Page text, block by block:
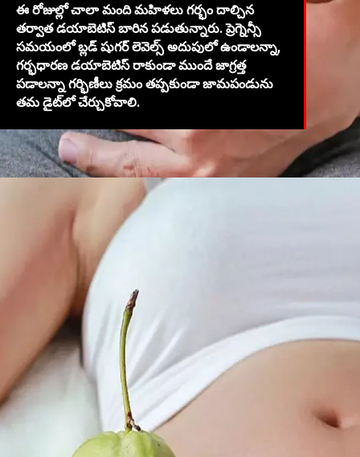
ఈ రోజుల్లో చాలా మంది మహిళలు గర్భం దాల్చిన
తర్వాత డయాబెటిస్ బారిన పడుతున్నారు. ప్రెగ్నెన్సీ
సమయంలో బ్లడ్ షుగర్ లెవెల్స్ అదుపులో ఉండాలన్నా,
గర్భధారణ డయాబెటిస్ రాకుండా ముందే జాగ్రత్త
పడాలన్నా గర్భిణీలు క్రమం తప్పకుండా జామపండును
తమ డైట్‌లో చేర్చుకోవాలి.